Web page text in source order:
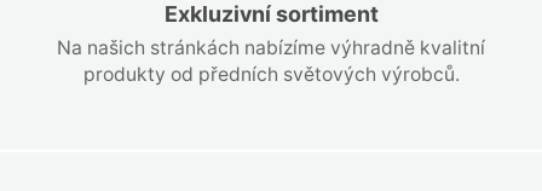
Exkluzivní sortiment
Na našich stránkách nabízíme výhradně kvalitní
produkty od předních světových výrobců.